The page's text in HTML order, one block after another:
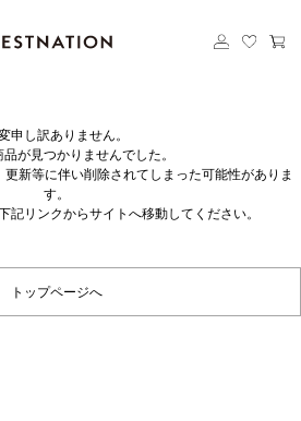
申し訳ありません。
が見つかりませんでした。
新等に伴い削除されてしまった可能性がありま
す。
記リンクからサイトへ移動してください。
トップページへ